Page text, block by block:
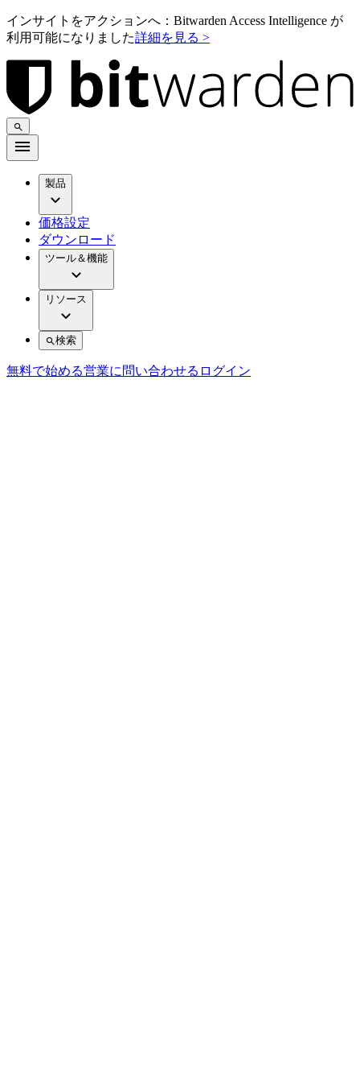
インサイトをアクションへ：Bitwarden Access Intelligence が
利用可能になりました詳細を見る >
製品
価格設定
ダウンロード
ツール＆機能
リソース
検索
無料で始める営業に問い合わせる ログイン